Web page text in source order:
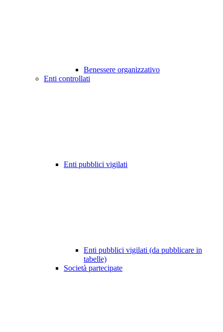
Benessere organizzativo
Enti controllati
Enti pubblici vigilati
Enti pubblici vigilati (da pubblicare in
tabelle)
Società partecipate